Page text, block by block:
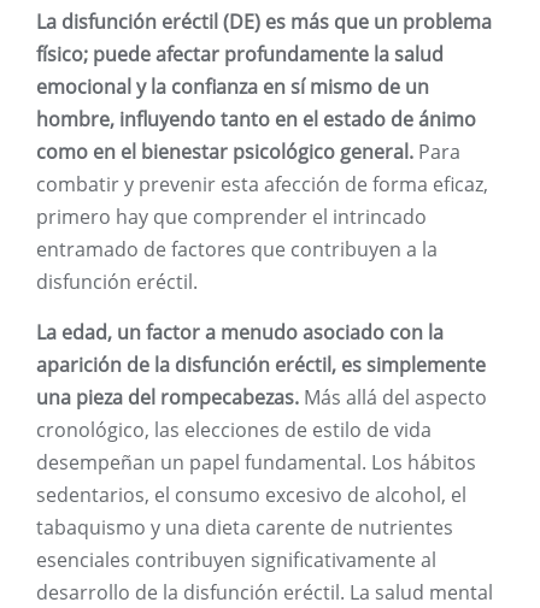
La disfunción eréctil (DE) es más que un problema
físico; puede afectar profundamente la salud
emocional y la confianza en sí mismo de un
hombre, influyendo tanto en el estado de ánimo
como en el bienestar psicológico general. Para
combatir y prevenir esta afección de forma eficaz,
primero hay que comprender el intrincado
entramado de factores que contribuyen a la
disfunción eréctil.
La edad, un factor a menudo asociado con la
aparición de la disfunción eréctil, es simplemente
una pieza del rompecabezas. Más allá del aspecto
cronológico, las elecciones de estilo de vida
desempeñan un papel fundamental. Los hábitos
sedentarios, el consumo excesivo de alcohol, el
tabaquismo y una dieta carente de nutrientes
esenciales contribuyen significativamente al
desarrollo de la disfunción eréctil. La salud mental